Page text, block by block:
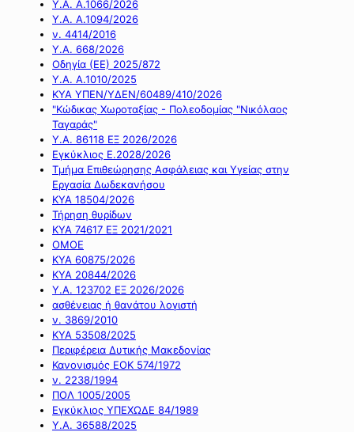
Υ.Α. Α.1066/2026
Υ.Α. Α.1094/2026
ν. 4414/2016
Y.A. 668/2026
Οδηγία (ΕΕ) 2025/872
Υ.Α. Α.1010/2025
ΚΥΑ ΥΠΕΝ/ΥΔΕΝ/60489/410/2026
"Κώδικας Χωροταξίας - Πολεοδομίας "Νικόλαος
Ταγαράς"
Υ.Α. 86118 ΕΞ 2026/2026
Εγκύκλιος Ε.2028/2026
Τμήμα Επιθεώρησης Ασφάλειας και Υγείας στην
Εργασία Δωδεκανήσου
ΚΥΑ 18504/2026
Τήρηση θυρίδων
ΚΥΑ 74617 ΕΞ 2021/2021
ΟΜΟΕ
ΚΥΑ 60875/2026
ΚΥΑ 20844/2026
Υ.Α. 123702 ΕΞ 2026/2026
ασθένειας ή θανάτου λογιστή
ν. 3869/2010
ΚΥΑ 53508/2025
Περιφέρεια Δυτικής Μακεδονίας
Κανονισμός ΕΟΚ 574/1972
ν. 2238/1994
ΠΟΛ 1005/2005
Εγκύκλιος ΥΠΕΧΩΔΕ 84/1989
Υ.Α. 36588/2025